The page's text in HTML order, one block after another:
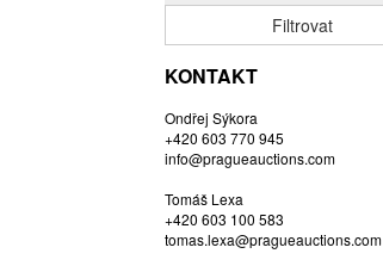
BASTL ROMAN
BAUCH JAN
BAUER VL.
BEDNÁŘOVÁ EVA
BĚHAL DOMINIK
Filtrovat
KONTAKT
Ondřej Sýkora
+420 603 770 945
info@pragueauctions.com
Tomáš Lexa
+420 603 100 583
tomas.lexa@pragueauctions.com